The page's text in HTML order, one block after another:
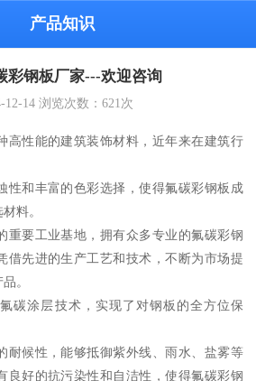
产品知识
彩钢板厂家---欢迎咨询
12-14浏览次数： 621次
高性能的建筑装饰材料，近年来在建筑行
性和丰富的色彩选择，使得氟碳彩钢板成
料。
重要工业基地，拥有众多专业的氟碳彩钢
借先进的生产工艺和技术，不断为市场提
。
碳涂层技术，实现了对钢板的全方位保
耐候性，能够抵御紫外线、雨水、盐雾等
良好的抗污染性和自洁性，使得氟碳彩钢